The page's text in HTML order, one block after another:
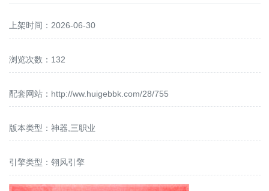
上架时间：2026-06-30
浏览次数：132
配套网站： http://ww.huigebbk.com/28/755
版本类型：神器,三职业
引擎类型：翎风引擎